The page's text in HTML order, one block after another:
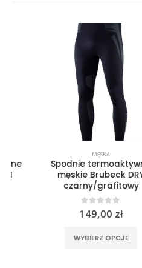
Spodnie termoaktywne
męskie Brubeck DRY
czarny/grafitowy
out of 5
149,00 zł
WYBIERZ OPCJE